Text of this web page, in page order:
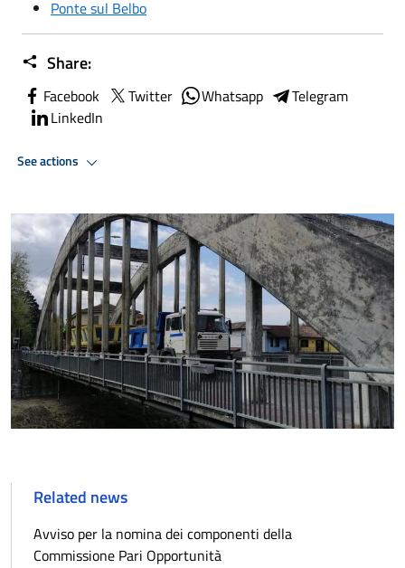
Ponte sul Belbo
Share:
Facebook Twitter Whatsapp
Telegram
LinkedIn
See actions
Related news
Avviso per la nomina dei componenti della
Commissione Pari Opportunità